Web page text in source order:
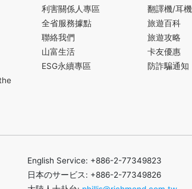
利害關係人專區
全省服務據點
聯絡我們
山富生活
ESG永續專區
翻譯機/耳機
旅遊百科
旅遊攻略
卡友優惠
防詐騙通知
English Service: +886-2-77349823
日本のサービス: +886-2-77349826